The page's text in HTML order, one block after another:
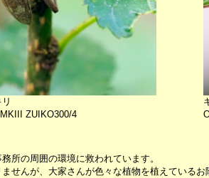
ZUIKO300/4
所の周囲の環境に救われています。
せんが、大家さんが色々な植物を植えている